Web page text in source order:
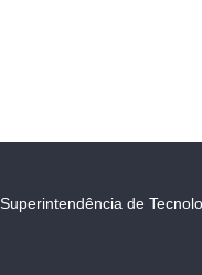
Superintendência de